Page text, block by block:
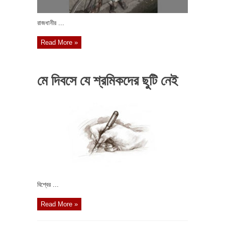
রাজধানীর ...
Read More »
মে দিবসে যে শ্রমিকদের ছুটি নেই
বিশ্বের ...
Read More »